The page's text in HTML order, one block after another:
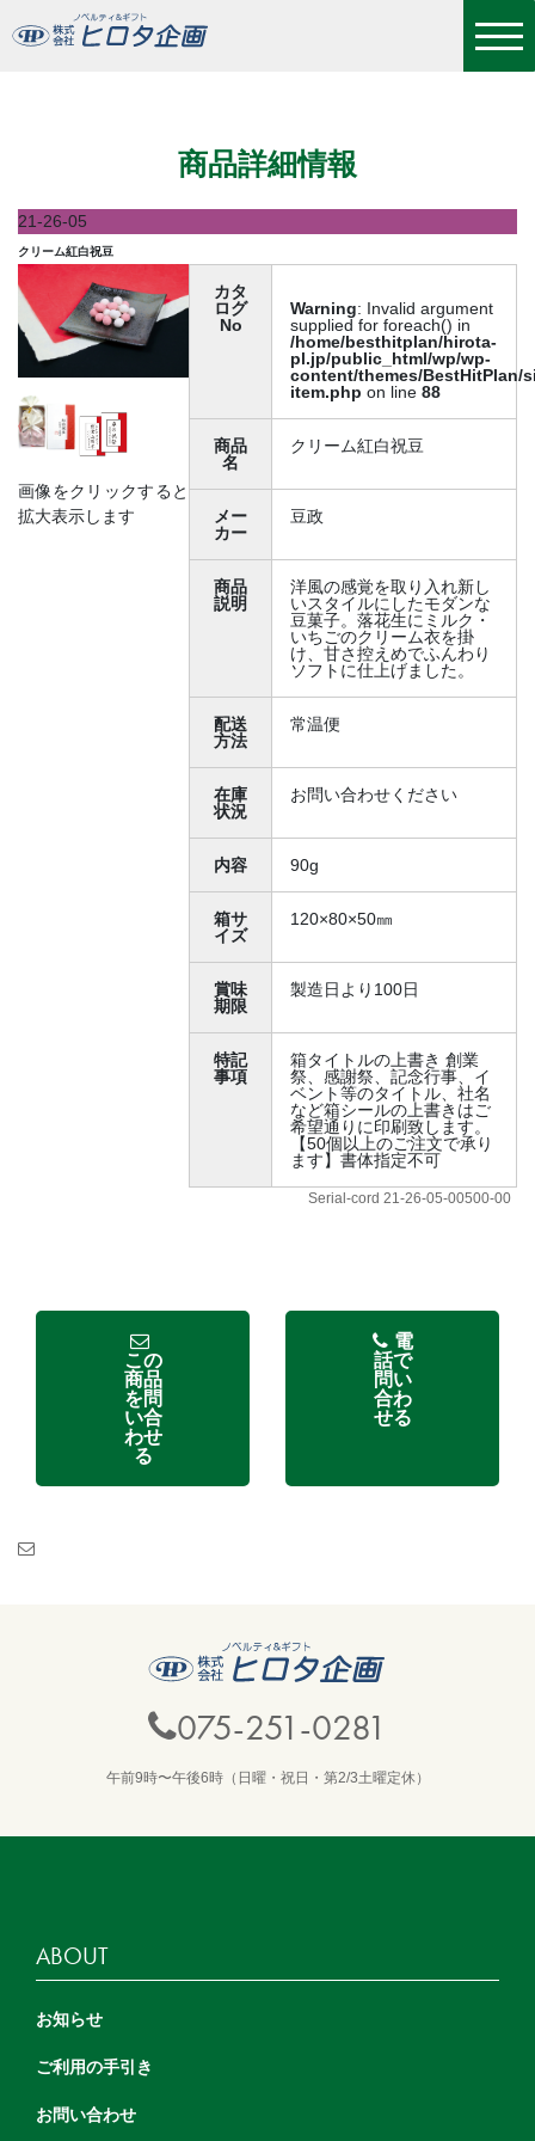
商品詳細情報
21-26-05
クリーム紅白祝豆
画像をクリックすると
拡大表示します
カタ
ログ
No
Warning: Invalid argument
supplied for foreach() in
/home/besthitplan/hirota-
pl.jp/public_html/wp/wp-
content/themes/BestHitPlan/
item.php on line88
商品
名
クリーム紅白祝豆
メー
カー
豆政
商品
説明
洋風の感覚を取り入れ新し
いスタイルにしたモダンな
豆菓子。落花生にミルク・
いちごのクリーム衣を掛
け、甘さ控えめでふんわり
ソフトに仕上げました。
配送
方法
常温便
在庫
状況
お問い合わせください
内容 90g
箱サ
イズ
120×80×50㎜
賞味
期限
製造日より100日
特記
事項
箱タイトルの上書き 創業
祭、感謝祭、記念行事、イ
ベント等のタイトル、社名
など箱シールの上書きはご
希望通りに印刷致します。
【50個以上のご注文で承り
ます】書体指定不可
Serial-cord 21-26-05-00500-00
この
商品
を問
い合
わせ
る
電
話で
問い
合わ
せる
075-251-0281
午前9時〜午後6時（日曜・祝日・第2/3土曜定休）
ABOUT
お知らせ
ご利用の手引き
お問い合わせ